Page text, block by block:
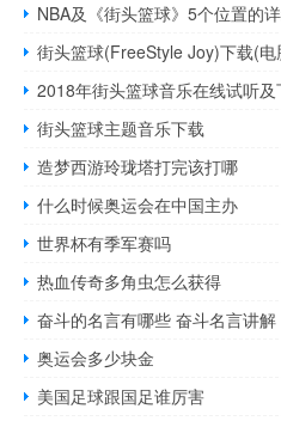
NBA及《街头篮球》5个位置的
街头篮球(FreeStyle Joy)下载(
2018年街头篮球音乐在线试听及
街头篮球主题音乐下载
造梦西游玲珑塔打完该打哪
什么时候奥运会在中国主办
世界杯有季军赛吗
热血传奇多角虫怎么获得
奋斗的名言有哪些 奋斗名言讲解
奥运会多少块金
美国足球跟国足谁厉害